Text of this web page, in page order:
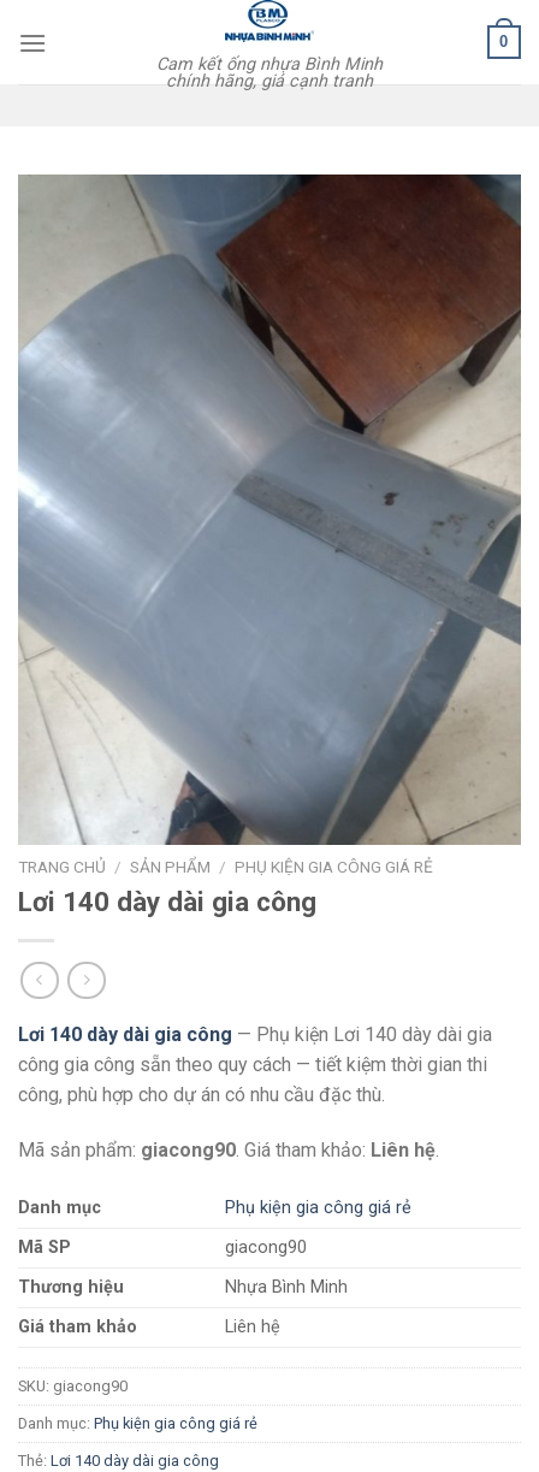
Cam kết ống nhựa Bình Minh
chính hãng, giá cạnh tranh
0
TRANG CHỦ / SẢN PHẨM / PHỤ KIỆN GIA CÔNG GIÁ RẺ
Lơi 140 dày dài gia công
Lơi 140 dày dài gia công — Phụ kiện Lơi 140 dày dài gia
công gia công sẵn theo quy cách — tiết kiệm thời gian thi
công, phù hợp cho dự án có nhu cầu đặc thù.
Mã sản phẩm: giacong90 . Giá tham khảo: Liên hệ
Danh mục
Phụ kiện gia công giá rẻ
Mã SP
giacong90
Thương hiệu
Nhựa Bình Minh
Giá tham khảo
Liên hệ
SKU: giacong90
Danh mục: Phụ kiện gia công giá rẻ
Thẻ: Lơi 140 dày dài gia công